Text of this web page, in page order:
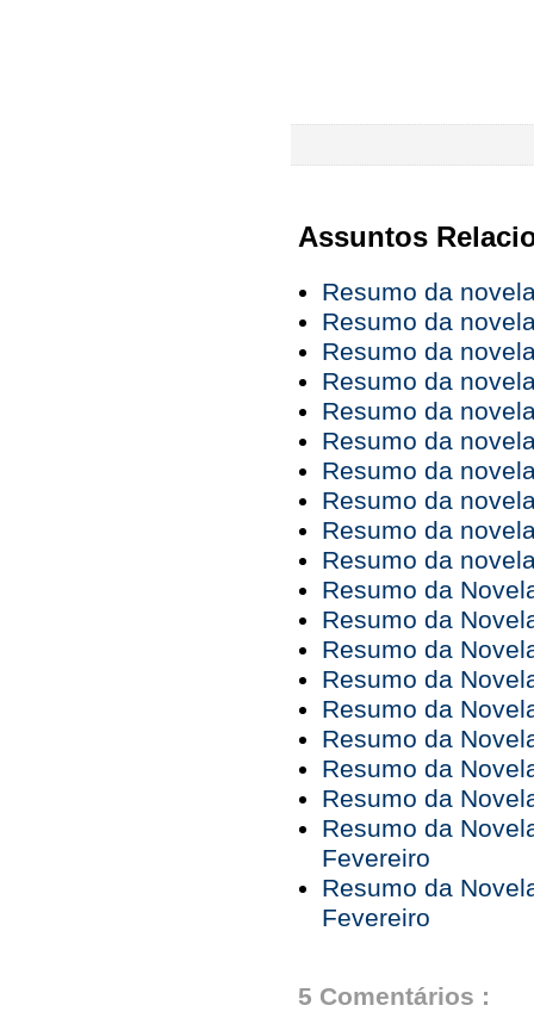
Assuntos
Resumo da
Resumo da
Resumo da
Resumo da
Resumo da
Resumo da
Resumo da
Resumo da
Resumo da
Resumo da
Resumo da
Resumo da
Resumo da
Resumo da
Resumo da
Resumo da
Resumo da
Resumo da
Resumo da
Fevereiro
Resumo da
Fevereiro
5 Comentários :